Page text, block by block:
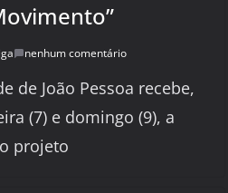
nenhum comentário
de João Pessoa recebe,
(7) e domingo (9), a
projeto